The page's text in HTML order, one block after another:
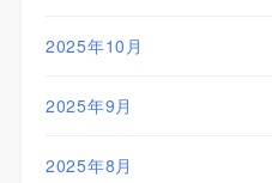
2025年10月
2025年9月
2025年8月